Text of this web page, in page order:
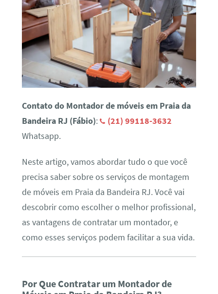
Contato do Montador de móveis em Praia da
Bandeira RJ (Fábio):
(21) 99118-3632
Whatsapp.
Neste artigo, vamos abordar tudo o que você
precisa saber sobre os serviços de montagem
de móveis em Praia da Bandeira RJ. Você vai
descobrir como escolher o melhor profissional,
as vantagens de contratar um montador, e
como esses serviços podem facilitar a sua vida.
Por Que Contratar um Montador de